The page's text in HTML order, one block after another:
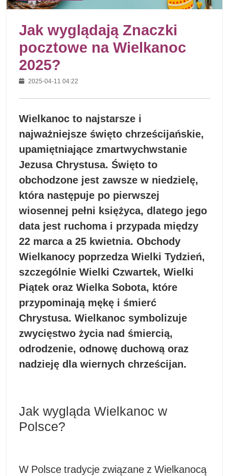
Jak wyglądają Znaczki
pocztowe na Wielkanoc
2025?
2025-04-11 04:22
Wielkanoc to najstarsze i
najważniejsze święto chrześcijańskie,
upamiętniające zmartwychwstanie
Jezusa Chrystusa. Święto to
obchodzone jest zawsze w niedzielę,
która następuje po pierwszej
wiosennej pełni księżyca, dlatego jego
data jest ruchoma i przypada między
22 marca a 25 kwietnia. Obchody
Wielkanocy poprzedza Wielki Tydzień,
szczególnie Wielki Czwartek, Wielki
Piątek oraz Wielka Sobota, które
przypominają mękę i śmierć
Chrystusa. Wielkanoc symbolizuje
zwycięstwo życia nad śmiercią,
odrodzenie, odnowę duchową oraz
nadzieję dla wiernych chrześcijan.
Jak wygląda Wielkanoc w
Polsce?
W Polsce tradycje związane z Wielkanocą